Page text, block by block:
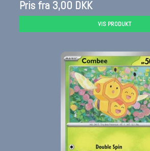
Pris fra 3,00 DKK
VIS PRODUKT